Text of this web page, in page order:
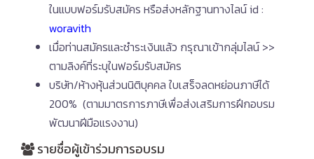
ในแบบฟอร์มรับสมัคร หรือส่งหลักฐานทางไลน์ id :
woravith
เมื่อท่านสมัครและชำระเงินแล้ว กรุณาเข้ากลุ่มไลน์ >>
ตามลิงค์ที่ระบุในฟอร์มรับสมัคร
บริษัท/ห้างหุ้นส่วนนิติบุคคล ใบเสร็จลดหย่อนภาษีได้
200% (ตามมาตรการภาษีเพื่อส่งเสริมการฝึกอบรม
พัฒนาฝีมือแรงงาน)
รายชื่อผู้เข้าร่วมการอบรม